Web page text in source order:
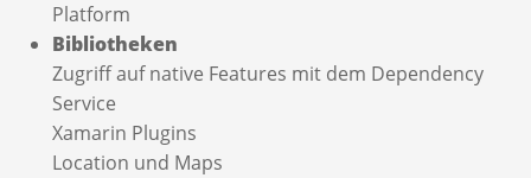
Platform
Bibliotheken
Zugriff auf native Features mit dem Dependency
Service
Xamarin Plugins
Location und Maps